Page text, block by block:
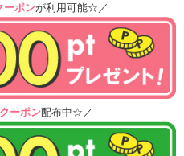
ーポンが利用可能☆／
ーポン配布中☆／